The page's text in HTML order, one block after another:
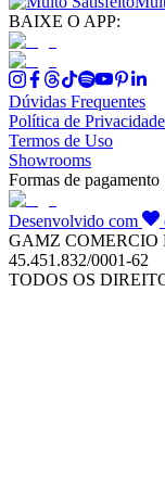
BAIXE O APP:
Dúvidas Frequentes
Política de Privacidade
Termos de Uso
Showrooms
Formas de pagamento
Desenvolvido com
GAMZ COMERCIO
45.451.832/0001-62
TODOS OS